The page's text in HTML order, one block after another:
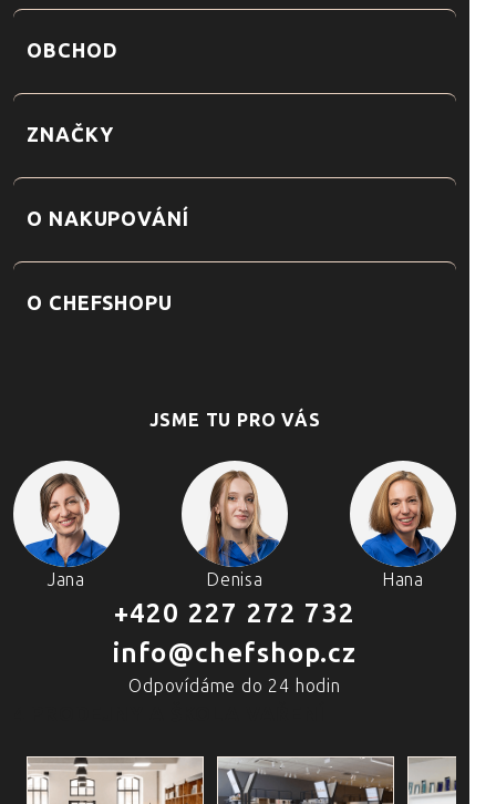
OBCHOD
ZNAČKY
O NAKUPOVÁNÍ
O CHEFSHOPU
JSME TU PRO VÁS
Jana Denisa Hana
+420 227 272 732
info@chefshop.cz
Odpovídáme do 24 hodin